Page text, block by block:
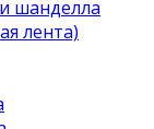
шанделла
лента)